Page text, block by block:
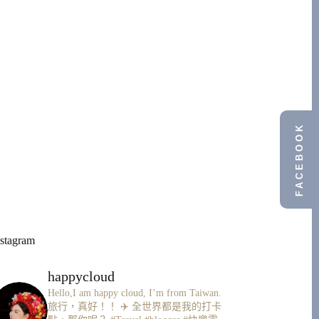
happycloud
Hello,I am happy cloud, I’m from Taiwan.
旅行，真好！！ ✈️ 全世界都是我的打卡
FACEBOOK